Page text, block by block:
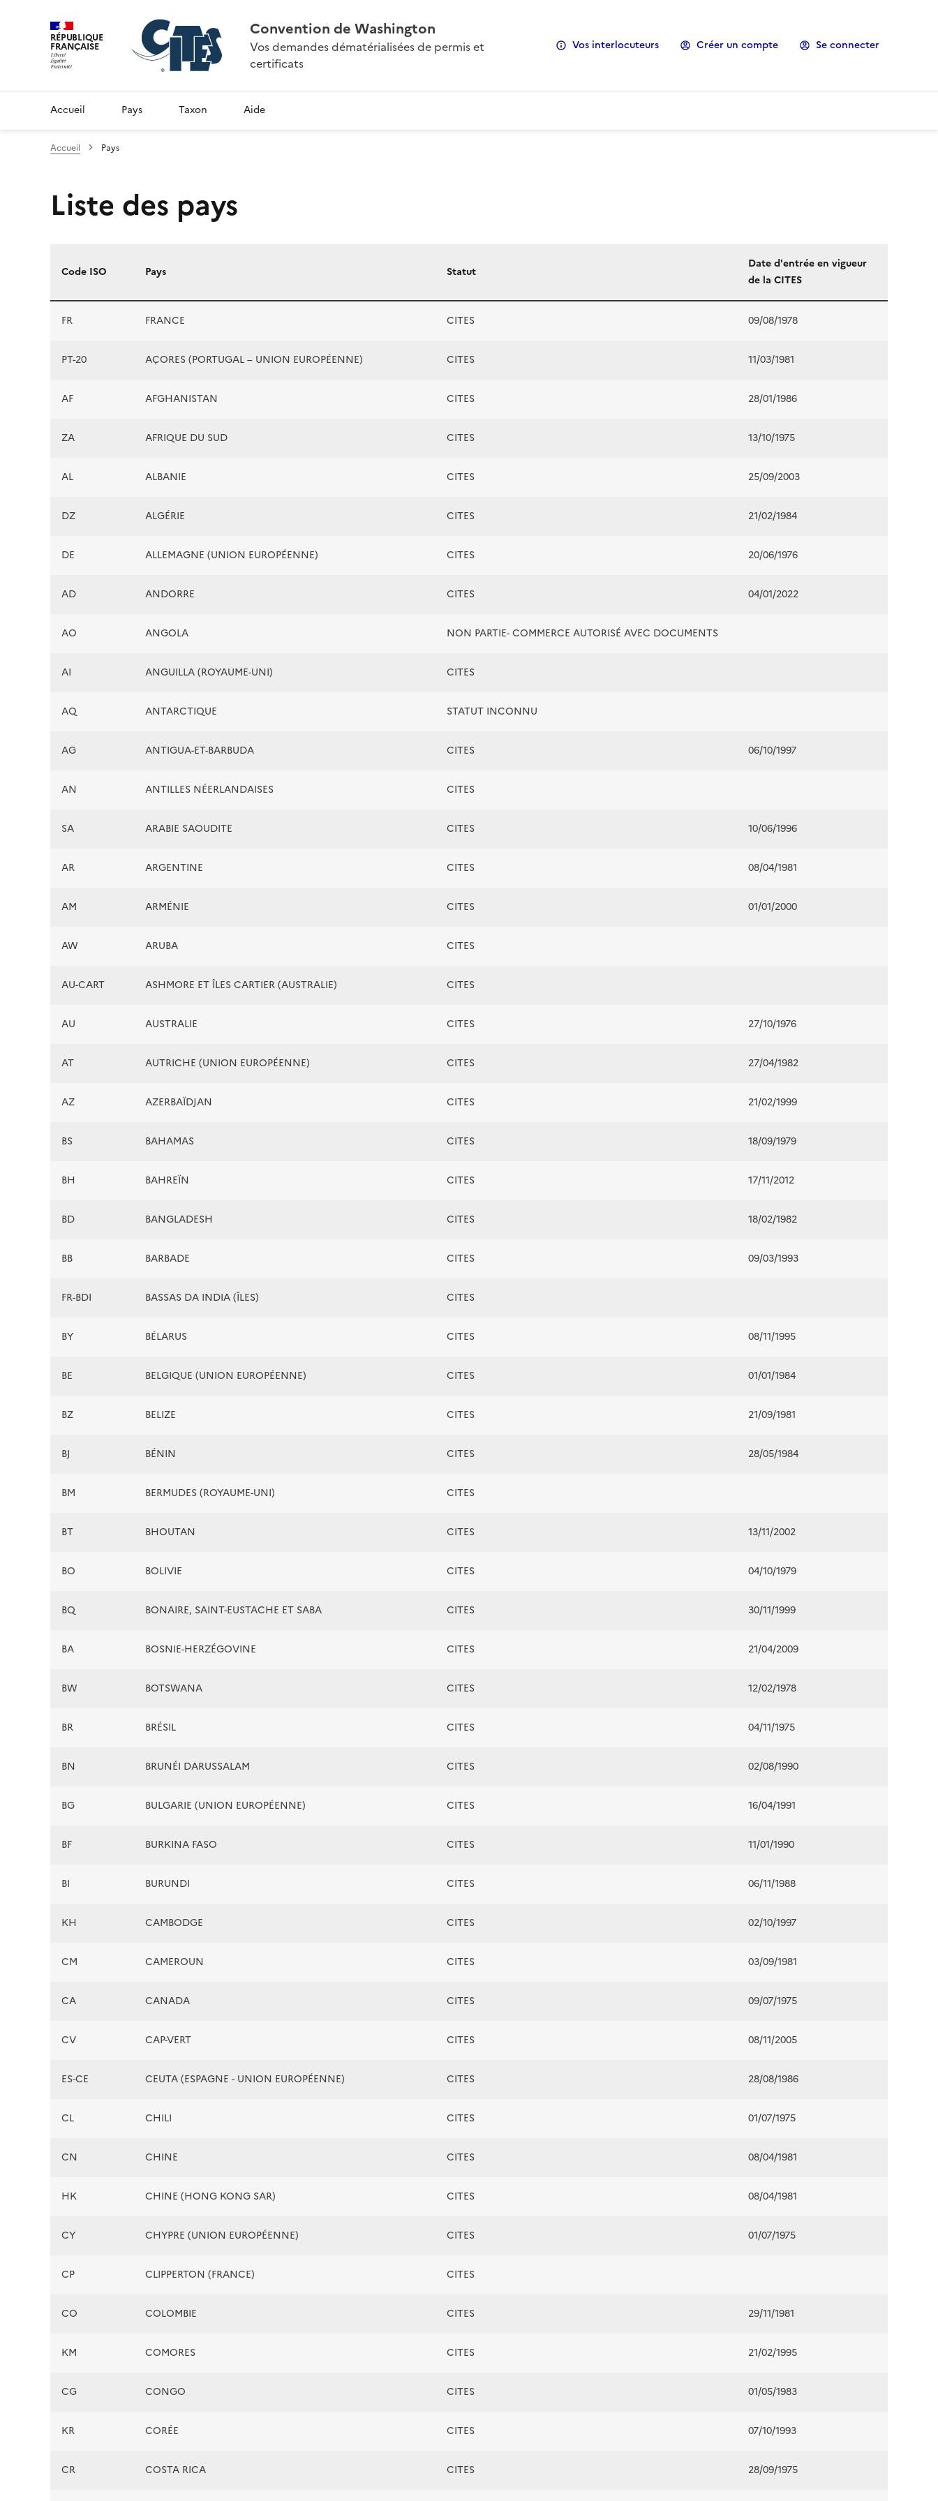
RÉPUBLIQUE
FRANÇAISE
Convention de Washington
Vos demandes dématérialisées de permis et
certificats
Vos interlocuteurs Créer un compte Se connecter
Accueil Pays Taxon Aide
Accueil Pays
Liste des pays
Liste des pays
Code ISO Pays Statut
Date d'entrée en vigueur
de la CITES
FR FRANCE CITES 09/08/1978
PT-20 AÇORES (PORTUGAL – UNION EUROPÉENNE) CITES 11/03/1981
AF AFGHANISTAN CITES 28/01/1986
ZA AFRIQUE DU SUD CITES 13/10/1975
AL ALBANIE CITES 25/09/2003
DZ ALGÉRIE CITES 21/02/1984
DE ALLEMAGNE (UNION EUROPÉENNE) CITES 20/06/1976
AD ANDORRE CITES 04/01/2022
AO ANGOLA NON PARTIE- COMMERCE AUTORISÉ AVEC DOCUMENTS
AI ANGUILLA (ROYAUME-UNI) CITES
AQ ANTARCTIQUE STATUT INCONNU
AG ANTIGUA-ET-BARBUDA CITES 06/10/1997
AN ANTILLES NÉERLANDAISES CITES
SA ARABIE SAOUDITE CITES 10/06/1996
AR ARGENTINE CITES 08/04/1981
AM ARMÉNIE CITES 01/01/2000
AW ARUBA CITES
AU-CART ASHMORE ET ÎLES CARTIER (AUSTRALIE) CITES
AU AUSTRALIE CITES 27/10/1976
AT AUTRICHE (UNION EUROPÉENNE) CITES 27/04/1982
AZ AZERBAÏDJAN CITES 21/02/1999
BS BAHAMAS CITES 18/09/1979
BH BAHREÏN CITES 17/11/2012
BD BANGLADESH CITES 18/02/1982
BB BARBADE CITES 09/03/1993
FR-BDI BASSAS DA INDIA (ÎLES) CITES
BY BÉLARUS CITES 08/11/1995
BE BELGIQUE (UNION EUROPÉENNE) CITES 01/01/1984
BZ BELIZE CITES 21/09/1981
BJ BÉNIN CITES 28/05/1984
BM BERMUDES (ROYAUME-UNI) CITES
BT BHOUTAN CITES 13/11/2002
BO BOLIVIE CITES 04/10/1979
BQ BONAIRE, SAINT-EUSTACHE ET SABA CITES 30/11/1999
BA BOSNIE-HERZÉGOVINE CITES 21/04/2009
BW BOTSWANA CITES 12/02/1978
BR BRÉSIL CITES 04/11/1975
BN BRUNÉI DARUSSALAM CITES 02/08/1990
BG BULGARIE (UNION EUROPÉENNE) CITES 16/04/1991
BF BURKINA FASO CITES 11/01/1990
BI BURUNDI CITES 06/11/1988
KH CAMBODGE CITES 02/10/1997
CM CAMEROUN CITES 03/09/1981
CA CANADA CITES 09/07/1975
CV CAP-VERT CITES 08/11/2005
ES-CE CEUTA (ESPAGNE - UNION EUROPÉENNE) CITES 28/08/1986
CL CHILI CITES 01/07/1975
CN CHINE CITES 08/04/1981
HK CHINE (HONG KONG SAR) CITES 08/04/1981
CY CHYPRE (UNION EUROPÉENNE) CITES 01/07/1975
CP CLIPPERTON (FRANCE) CITES
CO COLOMBIE CITES 29/11/1981
KM COMORES CITES 21/02/1995
CG CONGO CITES 01/05/1983
KR CORÉE CITES 07/10/1993
CR COSTA RICA CITES 28/09/1975